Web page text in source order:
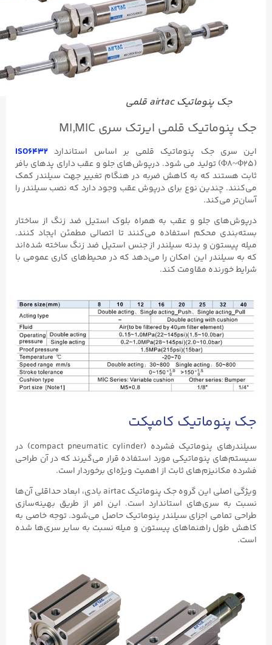
جک پنوماتیک airtac قلمی
جک پنوماتیک قلمی ایرتک سری MI,MIC
این سری جک پنوماتیک قلمی بر اساس استانداردISO6432
(Φ8~Φ25) تولید می شود.
درپوش‌های جلو و عقب دارای پدهای بافر
ثابت هستند که به کاهش ضربه در هنگام تغییر جهت سیلندر کمک
می‌کنند. چندین نوع برای درپوش عقب وجود دارد که نصب سیلندر را
آسان‌تر می‌کند.
درپوش‌های جلو و عقب به همراه بلوک استیل ضد زنگ از ساختار
بسته‌بندی محکم استفاده می‌کنند تا اتصالی مطمئن ایجاد کنند.
میله پیستون و بدنه سیلندر از جنس استیل ضد زنگ ساخته شده‌اند
که به سیلندر این امکان را می‌دهد که در محیط‌های کاری عمومی با
شرایط خورنده مقاومت کند.
جک پنوماتیک کامپکت
سیلندرهای پنوماتیک فشرده (compact pneumatic cylinder) در
سیستم‌های پنوماتیکی مورد استفاده قرار می‌گیرند که در آن طراحی
فشرده مکانیزم‌های ثابت از اهمیت ویژه‌ای برخوردار است.
ویژگی اصلی این گروه جک پنوماتیک airtac بادی، ابعاد حداقلی آن‌ها
نسبت به سری‌های استاندارد است. این امر از طریق بهینه‌سازی
طراحی تمامی اجزای سیلندر پنوماتیک حاصل می‌شود. توجه خاصی به
کاهش طول راهنماهای پیستون و میله نسبت به سایر سری‌ها شده
است.